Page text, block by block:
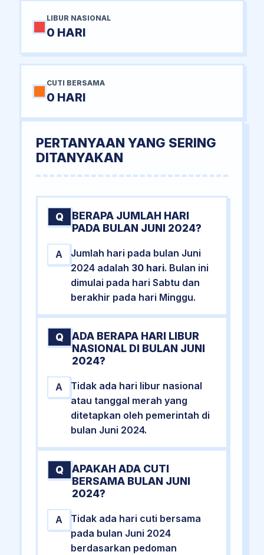
LIBUR NASIONAL
0 HARI
CUTI BERSAMA
0 HARI
PERTANYAAN YANG SERING
DITANYAKAN
Q
BERAPA JUMLAH HARI
PADA BULAN JUNI 2024?
A
Jumlah hari pada bulan Juni
2024 adalah 30 hari. Bulan ini
dimulai pada hari Sabtu dan
berakhir pada hari Minggu.
Q
ADA BERAPA HARI LIBUR
NASIONAL DI BULAN JUNI
2024?
A
Tidak ada hari libur nasional
atau tanggal merah yang
ditetapkan oleh pemerintah di
bulan Juni 2024.
Q
APAKAH ADA CUTI
BERSAMA BULAN JUNI
2024?
A
Tidak ada hari cuti bersama
pada bulan Juni 2024
berdasarkan pedoman